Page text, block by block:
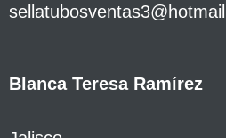
Blanca Teresa Ramírez